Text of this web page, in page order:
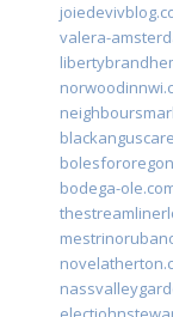
valera-
bodega-